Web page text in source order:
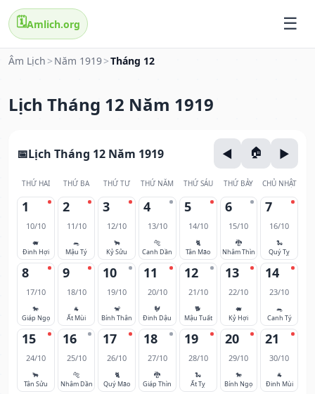
🗓️Amlich.org
Âm Lịch > Năm 1919>Tháng 12
Lịch Tháng 12 Năm 1919
Lịch Tháng 12 Năm 1919
THỨ HAI THỨ BA THỨ TƯ THỨ NĂM THỨ SÁU THỨ BẢY CHỦ NHẬT
1
10/10
🐖
Đinh Hợi
2
11/10
🐀
Mậu Tý
3
12/10
🐂
Kỷ Sửu
4
13/10
🐅
Canh Dần
5
14/10
🐈
Tân Mão
6
15/10
🐉
Nhâm Thìn
7
16/10
🐍
Quý Tỵ
8
17/10
🐎
Giáp Ngọ
9
18/10
🐐
Ất Mùi
10
19/10
🐒
Bính Thân
11
20/10
🐓
Đinh Dậu
12
21/10
🐕
Mậu Tuất
13
22/10
🐖
Kỷ Hợi
14
23/10
🐀
Canh Tý
15
24/10
🐂
Tân Sửu
16
25/10
🐅
Nhâm Dần
17
26/10
🐈
Quý Mão
18
27/10
🐉
Giáp Thìn
19
28/10
🐍
Ất Tỵ
20
29/10
🐎
Bính Ngọ
21
30/10
🐐
Đinh Mùi